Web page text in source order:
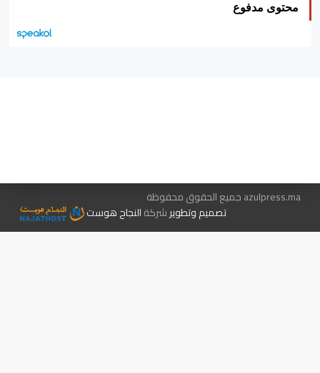
محتوى مدفوع
azulpress.ma جميع الحقوق محفوظة
تصميم وتطويرشركةالنجاح هوست